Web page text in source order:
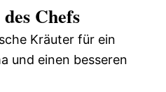
Chefs
Kräuter für ein
und einen besseren